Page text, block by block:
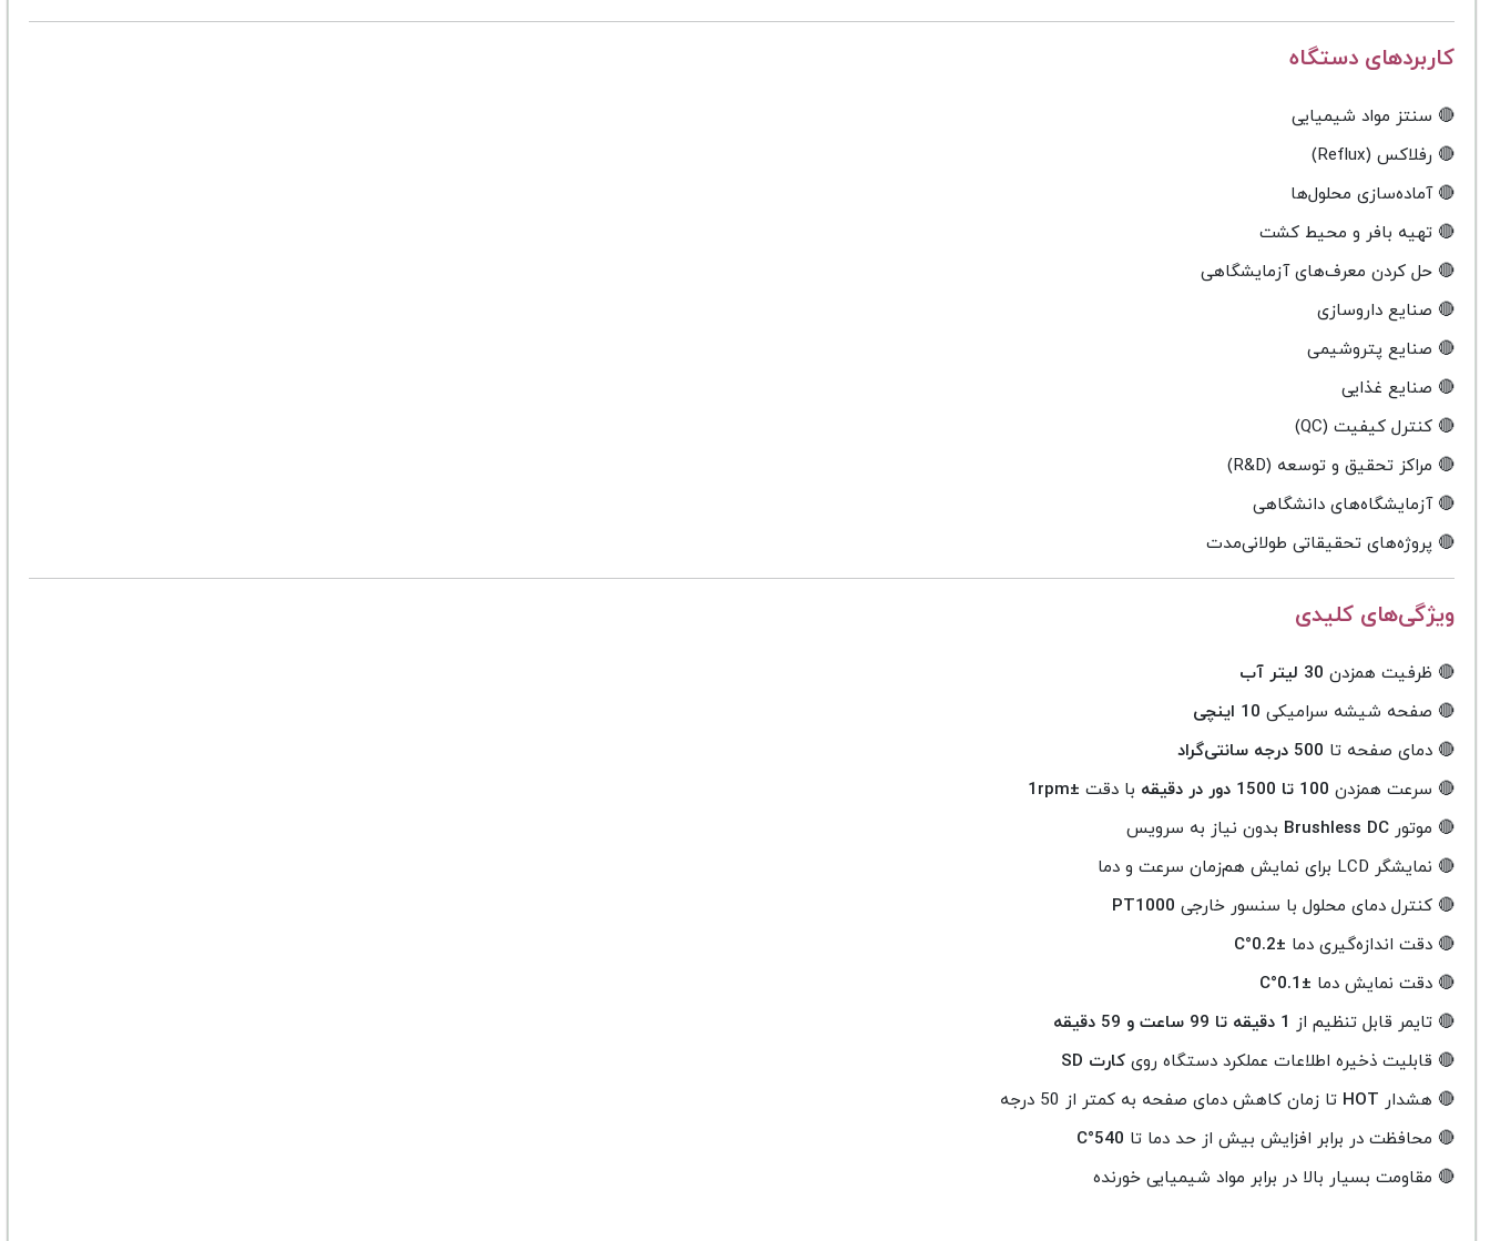
کاربردهای دستگاه
🔴 سنتز مواد شیمیایی
🔴 رفلاکس (Reflux)
🔴 آماده‌سازی محلول‌ها
🔴 تهیه بافر و محیط کشت
🔴 حل کردن معرف‌های آزمایشگاهی
🔴 صنایع داروسازی
🔴 صنایع پتروشیمی
🔴 صنایع غذایی
🔴 کنترل کیفیت (QC)
🔴 مراکز تحقیق و توسعه (R&D)
🔴 آزمایشگاه‌های دانشگاهی
🔴 پروژه‌های تحقیقاتی طولانی‌مدت
ویژگی‌های کلیدی
🔴 ظرفیت همزدن 30 لیتر آب
🔴 صفحه شیشه سرامیکی 10 اینچی
🔴 دمای صفحه تا 500 درجه سانتی‌گراد
🔴 سرعت همزدن 100 تا 1500 دور در دقیقه با دقت ±1rpm
🔴 موتورBrushless DC بدون نیاز به سرویس
🔴 نمایشگر LCD برای نمایش هم‌زمان سرعت و دما
🔴 کنترل دمای محلول با سنسور خارجی PT1000
🔴 دقت اندازه‌گیری دما ±0.2°C
🔴 دقت نمایش دما ±0.1°C
🔴 تایمر قابل تنظیم از 1 دقیقه تا 99 ساعت و 59 دقیقه
🔴 قابلیت ذخیره اطلاعات عملکرد دستگاه رویکارت SD
🔴 هشدار HOT تا زمان کاهش دمای صفحه به کمتر از 50 درجه
🔴 محافظت در برابر افزایش بیش از حد دما تا 540°C
🔴 مقاومت بسیار بالا در برابر مواد شیمیایی خورنده